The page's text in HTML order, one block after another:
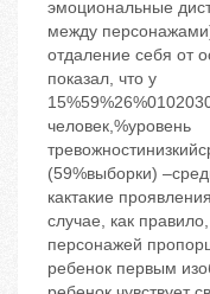
эмоциональные
между
отдаление себя от
показал, что у
человек,%уровень
(59%выборки)
кактакие
случае, как
персонажей
ребенок первым